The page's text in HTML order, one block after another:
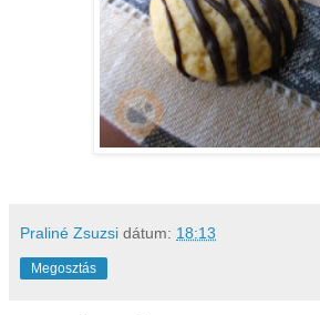
Praliné Zsuzsi dátum: 18:13
Megosztás